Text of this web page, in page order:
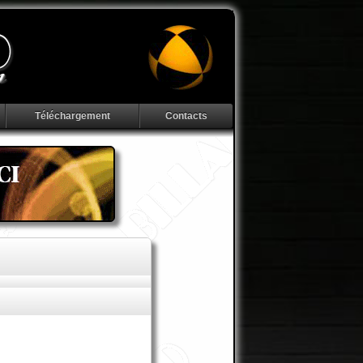
Téléchargement Contacts